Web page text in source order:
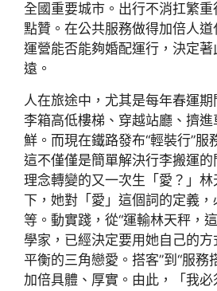
全國重要城市。出行不消扛繁重
點贊。在公共服務做得加倍人
運營能否能夠婚配運行，決定
遠。
人在旅途中，尤其是每年春運
李箱高低樓梯、穿越站廳、擠
鮮。而現在鐵路發布“輕裝行”服
這不僅僅是簡單解決行李搬運
理念轉變的又一次生「愛？」
下，她對「愛」這個詞的定義
等。動實踐，從“運輸林天秤，
學家，已經決定要用她自己的
平衡的三角戀愛。搭客”到“服務
加倍具體、厚實。由此，「我